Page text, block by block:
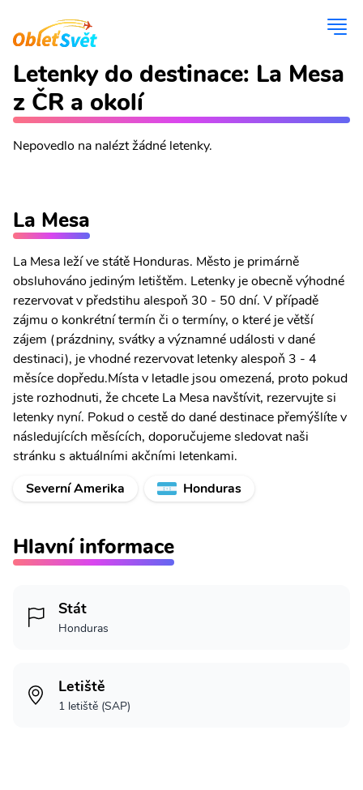
Letenky do destinace: La Mesa
z ČR a okolí
Nepovedlo na nalézt žádné letenky.
La Mesa
La Mesa leží ve státě Honduras. Město je primárně
obsluhováno jediným letištěm. Letenky je obecně výhodné
rezervovat v předstihu alespoň 30 - 50 dní. V případě
zájmu o konkrétní termín či o termíny, o které je větší
zájem (prázdniny, svátky a významné události v dané
destinaci), je vhodné rezervovat letenky alespoň 3 - 4
měsíce dopředu.Místa v letadle jsou omezená, proto pokud
jste rozhodnuti, že chcete La Mesa navštívit, rezervujte si
letenky nyní. Pokud o cestě do dané destinace přemýšlíte v
následujících měsících, doporučujeme sledovat naši
stránku s aktuálními akčními letenkami.
Severní Amerika
Honduras
Hlavní informace
Stát
Honduras
Letiště
1 letiště (SAP)